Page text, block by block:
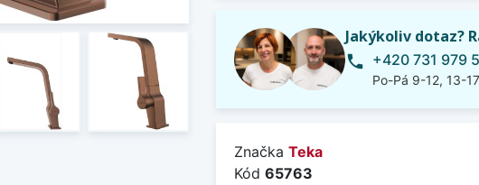
Jakýkoliv dotaz?
phone +420 731 979
Po-Pá 9-12, 13-17
Značka Teka
Kód 65763